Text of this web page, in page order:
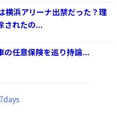
横浜アリーナ出禁だった？理
されたの...
の任意保険を巡り持論...